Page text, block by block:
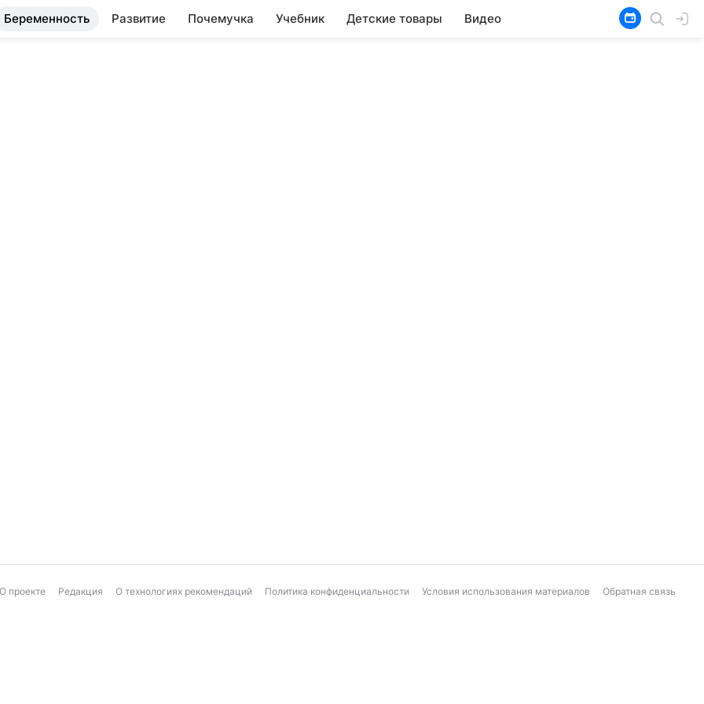
Беременность Развитие Почемучка Учебник Детские товары Видео
О проекте Редакция О технологиях рекомендаций Политика конфиденциальности Условия использования материалов Обратная связь